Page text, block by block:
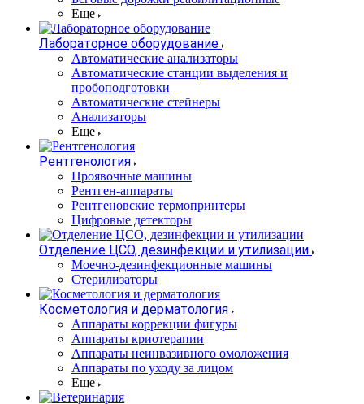
Еще
Лабораторное оборудование
Автоматические анализаторы
Автоматические станции выделения и
пробоподготовки
Автоматические стейнеры
Анализаторы
Еще
Рентгенология
Проявочные машины
Рентген-аппараты
Рентгеновские термопринтеры
Цифровые детекторы
Отделение ЦСО, дезинфекции и утилизации
Моечно-дезинфекционные машины
Стерилизаторы
Косметология и дерматология
Аппараты коррекции фигуры
Аппараты криотерапии
Аппараты неинвазивного омоложения
Аппараты по уходу за лицом
Еще